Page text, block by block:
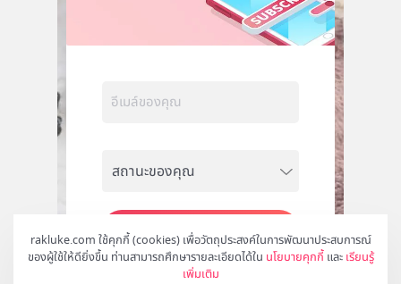
rakluke.com ใช้คุกกี้ (cookies) เพื่อวัตถุประสงค์ในการพัฒนาประสบการณ์
ของผู้ใช้ให้ดียิ่งขึ้น ท่านสามารถศึกษารายละเอียดได้ใน นโยบายคุกกี้ และ เรียนรู้
เพิ่มเติม
สมัคร